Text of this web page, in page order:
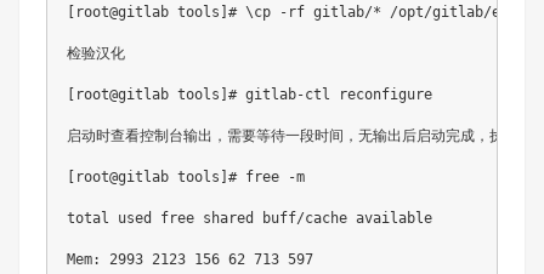
[root@gitlab tools]# \cp -rf gitlab/* /opt/gitlab/
检验汉化
[root@gitlab tools]# gitlab-ctl reconfigure            #加载配
启动时查看控制台输出，需要等待一段时间，无输出后启动完成，执行
[root@gitlab tools]# free -m
total used free shared buff/cache available
Mem: 2993 2123 156 62 713 597